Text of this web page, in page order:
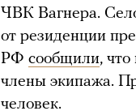
ЧВК Вагнера.
от резиденции
РФ сообщили,
члены экипажа.
человек.